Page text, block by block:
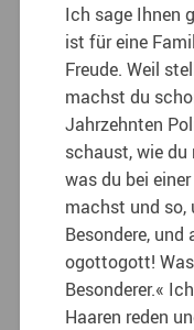
Ich sage Ihnen
ist für eine
Freude. Weil
machst du
Jahrzehnten
schaust, wie
was du bei
machst und so,
Besondere,
ogottogott!
Besonderer.«
Haaren reden